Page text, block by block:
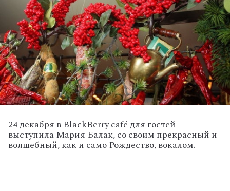
24 декабря в BlackBerry café для гостей
выступила Мария Балак, со своим прекрасный и
волшебный, как и само Рождество, вокалом.